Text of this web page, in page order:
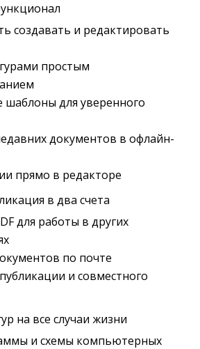
создавать и редактировать
простым
шаблоны для уверенного
документов в офлайн-
прямо в редакторе
в два счета
для работы в других
по почте
и совместного
на все случаи жизни
и схемы компьютерных